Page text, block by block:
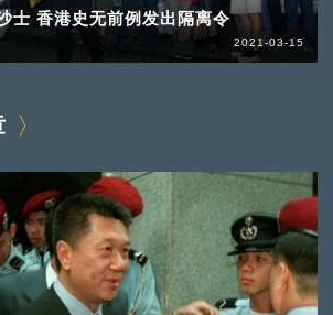
士 香港史无前例发出隔离令
2021-03-15